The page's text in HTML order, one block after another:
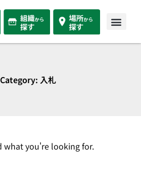
Category: 入札
what you're looking for.